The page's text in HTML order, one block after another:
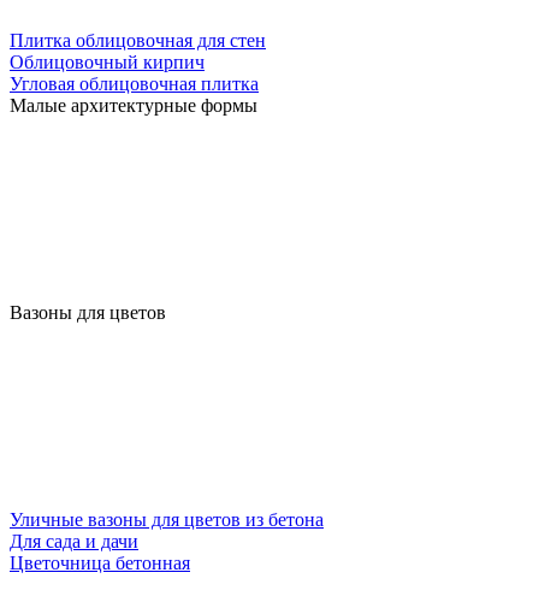
Плитка облицовочная для стен
Облицовочный кирпич
Угловая облицовочная плитка
Малые архитектурные формы
Вазоны для цветов
Уличные вазоны для цветов из бетона
Для сада и дачи
Цветочница бетонная